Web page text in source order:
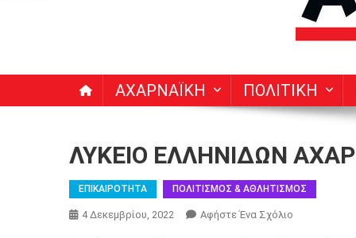
ΑΧΑΡΝΑΪΚΗ ΠΟΛΙΤΙΚΗ
ΛΥΚΕΙΟ ΕΛΛΗΝΙΔΩΝ
ΕΠΙΚΑΙΡΟΤΗΤΑ ΠΟΛΙΤΙΣΜΟΣ & ΑΘΛΗΤΙΣΜΟΣ
4 Δεκεμβρίου, 2022 Αφήστε Ένα Σχόλιο